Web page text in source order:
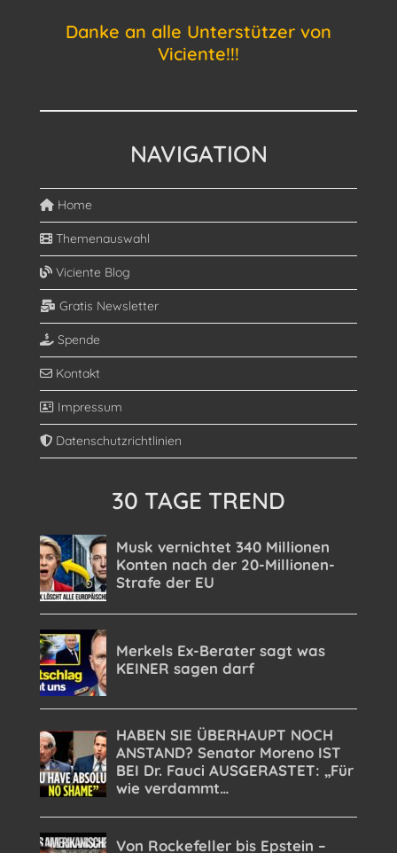
Danke an alle Unterstützer von
Viciente!!!
NAVIGATION
Home
Themenauswahl
Viciente Blog
Gratis Newsletter
Spende
Kontakt
Impressum
Datenschutzrichtlinien
30 TAGE TREND